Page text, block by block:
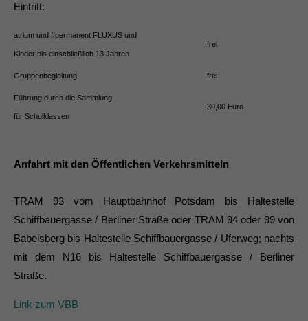
Eintritt:
atrium und #permanent FLUXUS und
Kinder bis einschließlich 13 Jahren
frei
Gruppenbegleitung frei
Führung durch die Sammlung
für Schulklassen
30,00 Euro
Anfahrt mit den Öffentlichen Verkehrsmitteln
TRAM 93 vom Hauptbahnhof Potsdam bis Haltestelle
Schiffbauergasse / Berliner Straße oder TRAM 94 oder 99 von
Babelsberg bis Haltestelle Schiffbauergasse / Uferweg; nachts
mit dem N16 bis Haltestelle Schiffbauergasse / Berliner
Straße.
Link zum VBB